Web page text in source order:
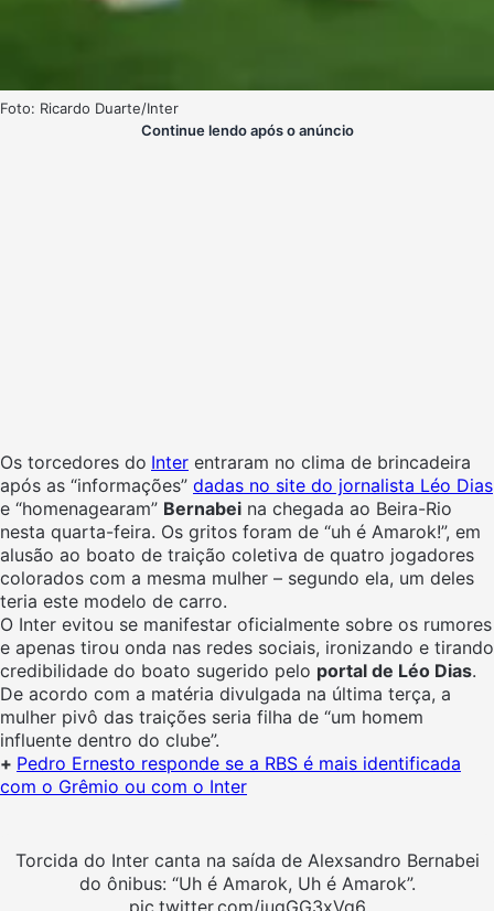
Foto: Ricardo Duarte/Inter
Continue lendo após o anúncio
Os torcedores do Inter entraram no clima de brincadeira
após as “informações” dadas no site do jornalista Léo Dias
e “homenagearam” Bernabei na chegada ao Beira-Rio
nesta quarta-feira. Os gritos foram de “uh é Amarok!”, em
alusão ao boato de traição coletiva de quatro jogadores
colorados com a mesma mulher – segundo ela, um deles
teria este modelo de carro.
O Inter evitou se manifestar oficialmente sobre os rumores
e apenas tirou onda nas redes sociais, ironizando e tirando
credibilidade do boato sugerido pelo portal de Léo Dias.
De acordo com a matéria divulgada na última terça, a
mulher pivô das traições seria filha de “um homem
influente dentro do clube”.
+ Pedro Ernesto responde se a RBS é mais identificada
com o Grêmio ou com o Inter
Torcida do Inter canta na saída de Alexsandro Bernabei
do ônibus: “Uh é Amarok, Uh é Amarok”.